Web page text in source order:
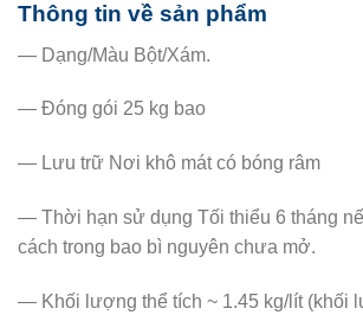
Thông tin về sản phẩm
— Dạng/Màu Bột/Xám.
— Đóng gói 25 kg bao
— Lưu trữ Nơi khô mát có bóng râm
— Thời hạn sử dụng Tối thiểu 6 tháng
cách trong bao bì nguyên chưa mở.
— Khối lượng thể tích ~ 1.45 kg/lít (khối